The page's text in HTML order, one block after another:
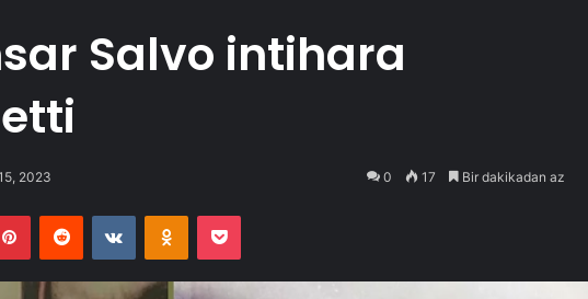
Salvo intihara
2023 0 17 Bir dakikadan az
PinterestReddit VKontakteOdnoklassniki
Pocket